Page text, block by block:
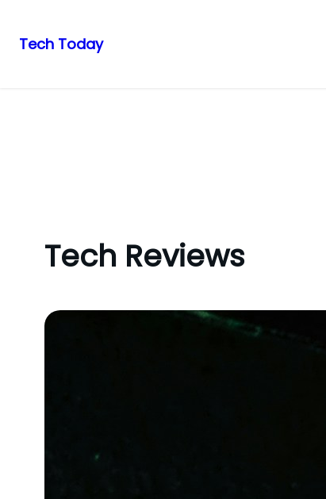
Tech Today
Tech Reviews